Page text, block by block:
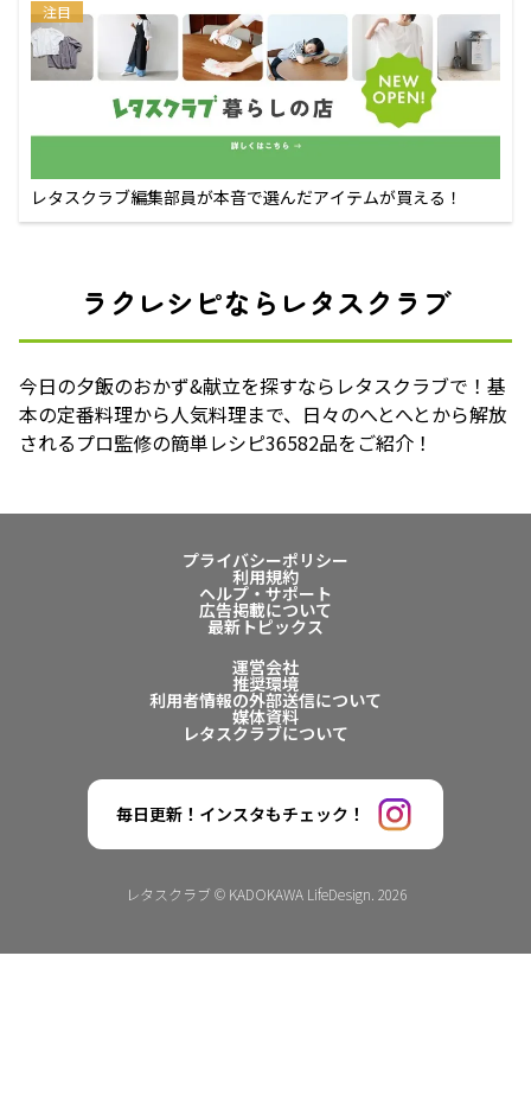
注目
レタスクラブ編集部員が本音で選んだアイテムが買える！
ラクレシピならレタスクラブ
今日の夕飯のおかず&献立を探すならレタスクラブで！基
本の定番料理から人気料理まで、日々のへとへとから解放
されるプロ監修の簡単レシピ36582品をご紹介！
プライバシーポリシー
利用規約
ヘルプ・サポート
広告掲載について
最新トピックス
運営会社
推奨環境
利用者情報の外部送信について
媒体資料
レタスクラブについて
毎日更新！インスタもチェック！
レタスクラブ © KADOKAWA LifeDesign. 2026